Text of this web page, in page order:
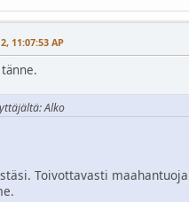
11:07:53 AP
Alko
Toivottavasti